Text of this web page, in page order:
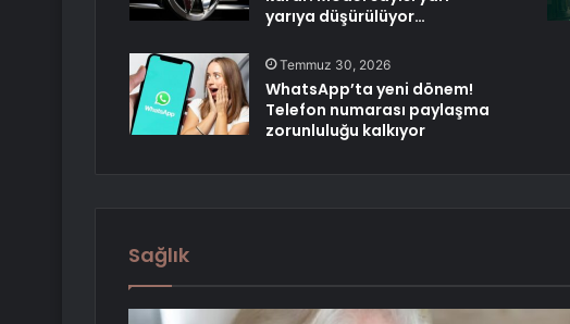
yarıya düşürülüyor…
Temmuz 30, 2026
WhatsApp’ta yeni dönem!
Telefon numarası paylaşma
zorunluluğu kalkıyor
Sağlık